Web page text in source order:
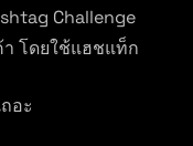
Challenge
โดยใช้แฮชแท็ก
อะ